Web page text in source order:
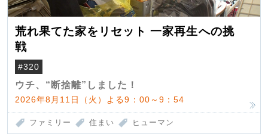
荒れ果てた家をリセット 一家再生への挑
戦
#320
ウチ、“断捨離”しました！
2026年8月11日（火）よる9：00～9：54
ファミリー 住まい ヒューマン